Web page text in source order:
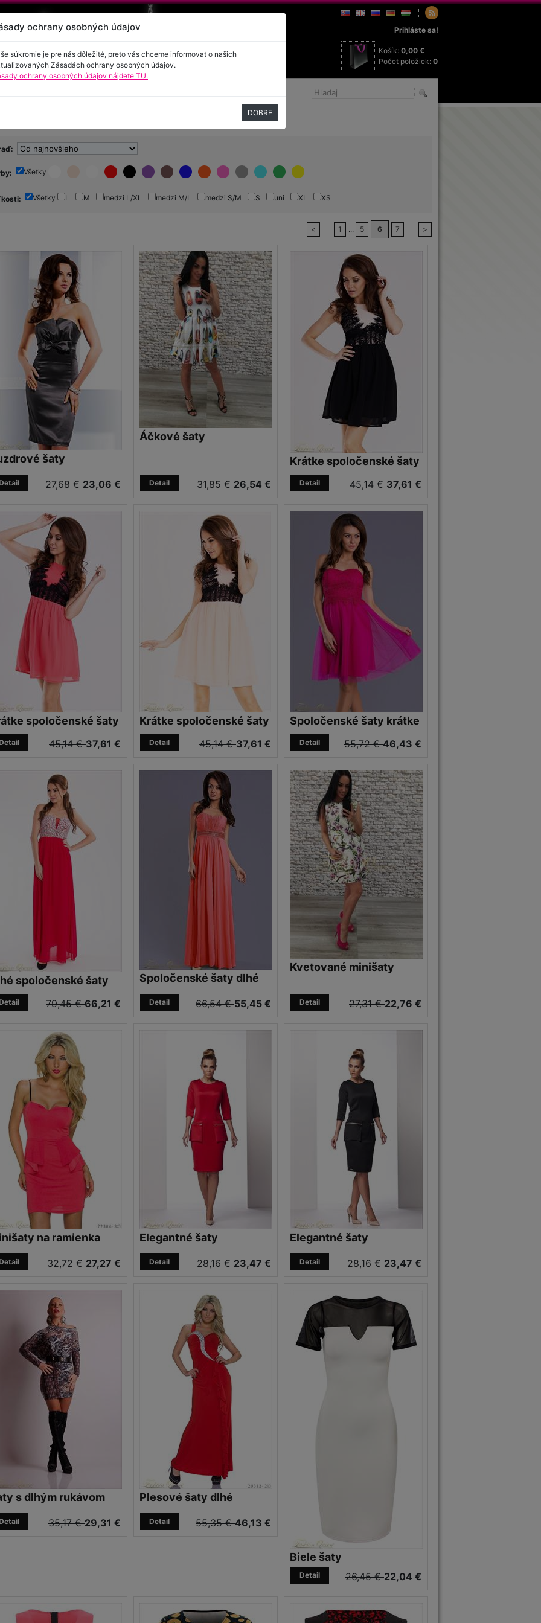
Prihláste sa!
Košík: 0,00 €
Počet položiek: 0
Všetky
Všetky L M medzi L/XL medzi M/L medzi S/M S uni XL XS
< 1 ... 5 6 7 >
šaty
27,68 €23,06 €
Áčkové šaty
31,85 €26,54 €
Detail
Krátke spoločenské šaty
45,14 €37,61 €
Detail
spoločenské šaty
45,14 €37,61 €
Krátke spoločenské šaty
45,14 €37,61 €
Detail
Spoločenské šaty krátke
55,72 €46,43 €
Detail
spoločenské šaty
79,45 €66,21 €
Spoločenské šaty dlhé
66,54 €55,45 €
Detail
Kvetované minišaty
27,31 €22,76 €
Detail
na ramienka
32,72 €27,27 €
Elegantné šaty
28,16 €23,47 €
Detail
Elegantné šaty
28,16 €23,47 €
Detail
s dlhým rukávom
35,17 €29,31 €
Plesové šaty dlhé
55,35 €46,13 €
Detail
Biele šaty
26,45 €22,04 €
Detail
ochrany osobných údajov
súkromie je pre nás dôležité, preto vás chceme informovať o našich
Zásadách ochrany osobných údajov.
ochrany osobných údajov nájdete TU.
DOBRE